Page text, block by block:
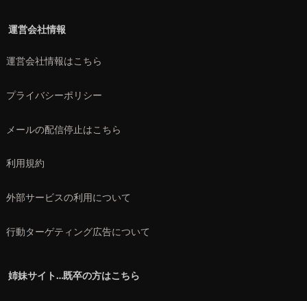
運営会社情報
運営会社情報はこちら
プライバシーポリシー
メールの配信停止はこちら
利用規約
外部サービスの利用について
行動ターゲティング広告について
姉妹サイト…既卒の方はこちら